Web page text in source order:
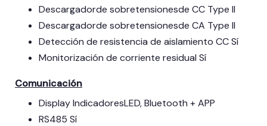
Descargadorde sobretensionesde CC Type II
Descargadorde sobretensionesde CA Type II
Detección de resistencia de aislamiento CC Sí
Monitorización de corriente residual Sí
Comunicación
Display IndicadoresLED, Bluetooth + APP
RS485 Sí